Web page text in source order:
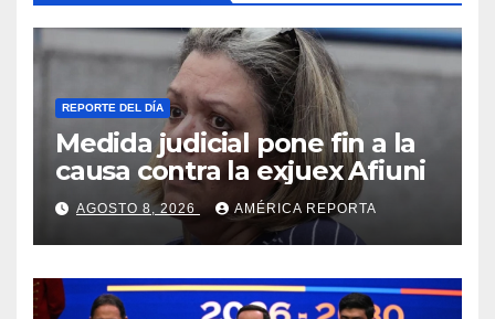
REPORTE DEL DÍA
Medida judicial pone fin a la
causa contra la exjuex Afiuni
AGOSTO 8, 2026 AMÉRICA REPORTA